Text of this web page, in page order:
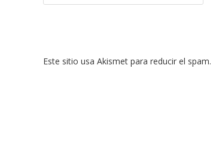
tu
de
Este sitio usa Akismet para reducir el spam.